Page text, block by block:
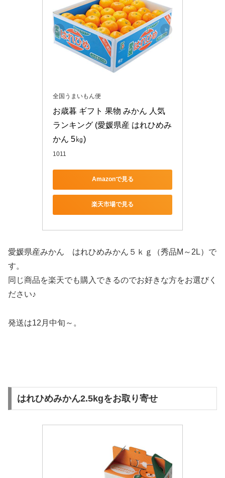
全国うまいもん便
お歳暮 ギフト 果物 みかん 人気
ランキング (愛媛県産 はれひめみ
かん 5㎏)
1011
Amazonで見る
楽天市場で見る
愛媛県産みかん はれひめみかん５ｋｇ（秀品M～2L）で
す。
同じ商品を楽天でも購入できるのでお好きな方をお選びく
ださい♪
発送は12月中旬～。
はれひめみかん2.5kgをお取り寄せ